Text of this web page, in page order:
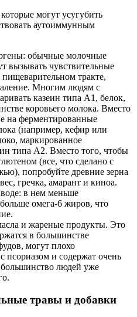
могут усугубить
аутоиммунным
обычные молочные
вызывать чувствительные
тракте,
Многим людям с
казеин типа А1, белок,
коровьего молока. Вместо
на ферментированные
(например, кефир или
маркированное
типа А2. Вместо того, чтобы
(все, что сделано с
попробуйте древние зерна
гречка, амарант и киноа.
в нем меньше
омега-6 жиров, что
и жареные продукты. Это
в большинстве
могут плохо
псориазом и содержат очень
людей уже
травы и добавки